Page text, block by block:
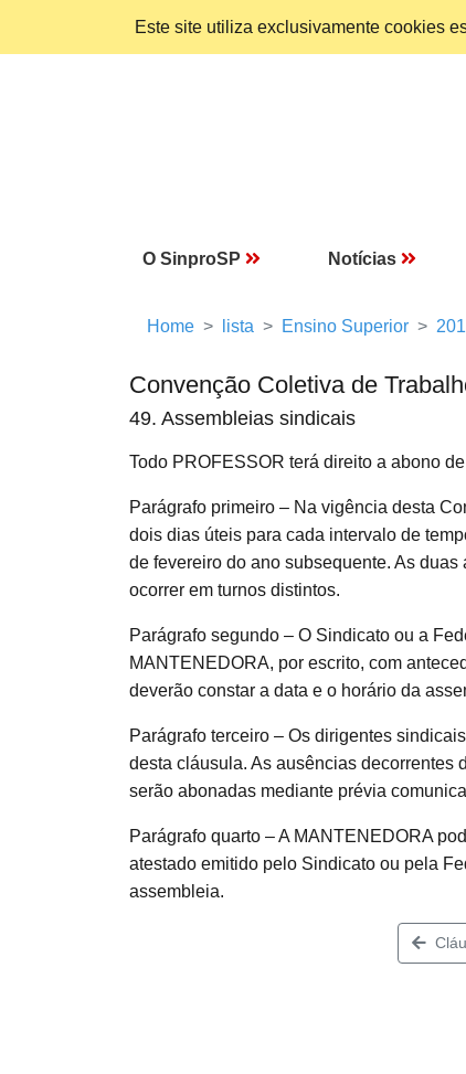
Este site utiliza exclusivamente cookies
O SinproSP Notícias
Home lista Ensino Superior
Convenção Coletiva de
49. Assembleias sindicais
Todo PROFESSOR terá direito a abono
Parágrafo primeiro – Na vigência desta
dois dias úteis para cada intervalo de
de fevereiro do ano subsequente. As
ocorrer em turnos distintos.
Parágrafo segundo – O Sindicato ou a
MANTENEDORA, por escrito, com
deverão constar a data e o horário da
Parágrafo terceiro – Os dirigentes
desta cláusula. As ausências decorrentes
serão abonadas mediante prévia
Parágrafo quarto – A MANTENEDORA
atestado emitido pelo Sindicato ou pela
assembleia.